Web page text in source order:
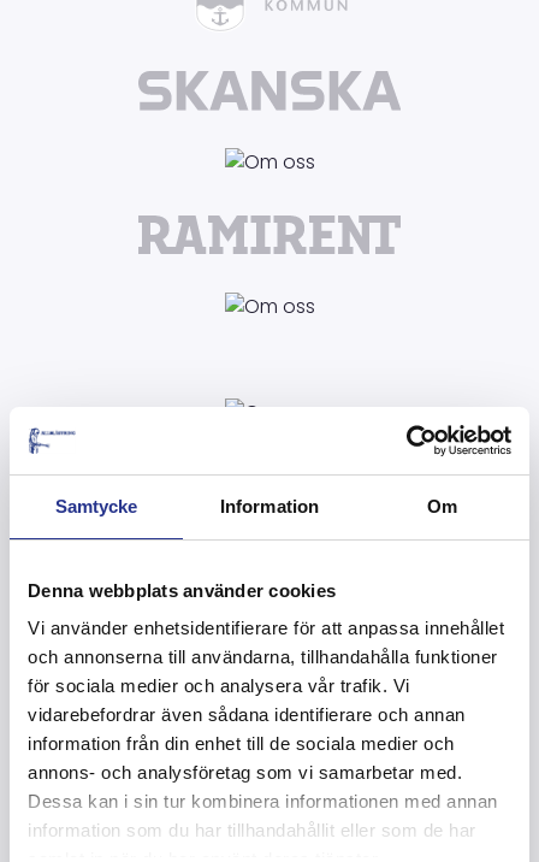
Samtycke Information Om
Denna webbplats använder cookies
Vi använder enhetsidentifierare för att anpassa innehållet
och annonserna till användarna, tillhandahålla funktioner
för sociala medier och analysera vår trafik. Vi
vidarebefordrar även sådana identifierare och annan
information från din enhet till de sociala medier och
annons- och analysföretag som vi samarbetar med.
Dessa kan i sin tur kombinera informationen med annan
information som du har tillhandahållit eller som de har